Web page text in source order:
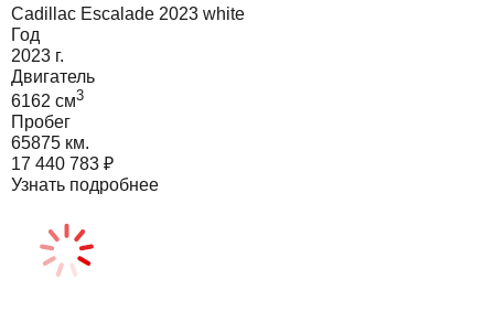
Cadillac Escalade 2023 white
Год
2023 г.
Двигатель
6162 cм3
Пробег
65875 км.
17 440 783 ₽
Узнать подробнее